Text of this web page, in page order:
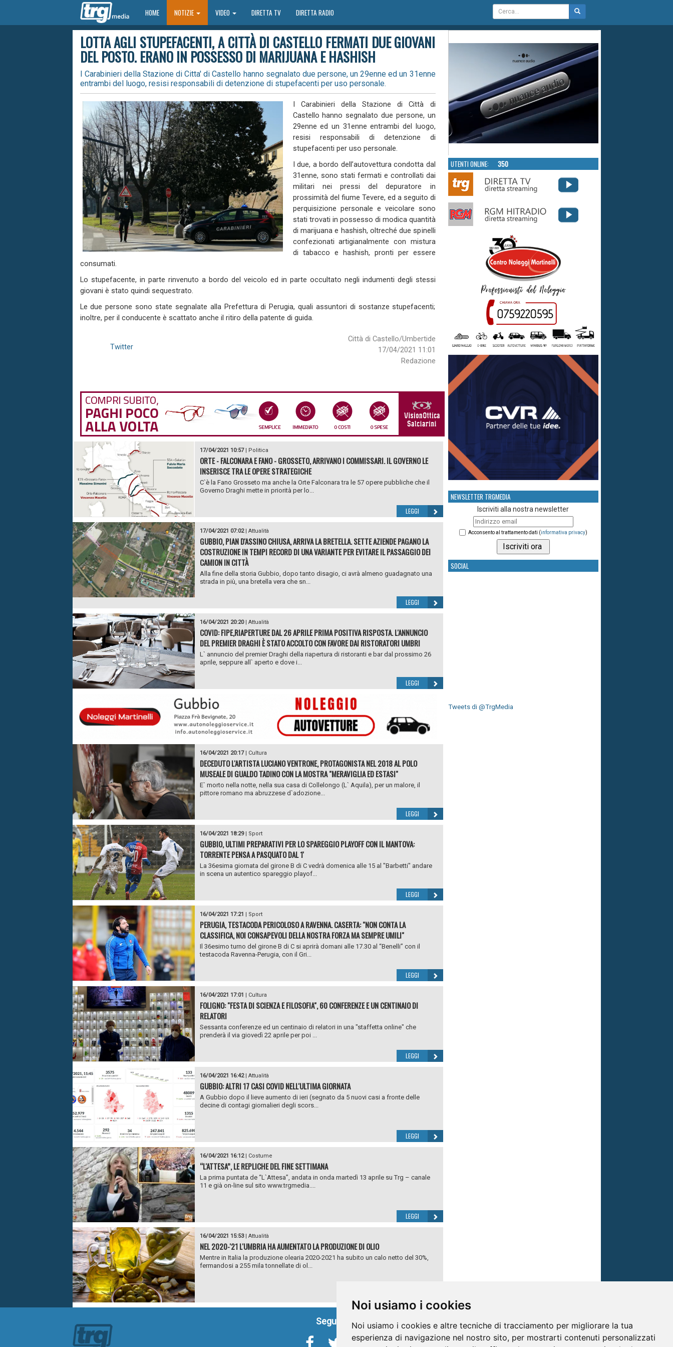
Noi usiamo i cookies
Noi usiamo i cookies e altre tecniche di tracciamento per migliorare la tua
esperienza di navigazione nel nostro sito, per mostrarti contenuti personalizzati
HOMEHOME NOTIZIE VIDEO DIRETTA TV DIRETTA RADIO
LOTTA AGLI STUPEFACENTI, A CITTÀ DI CASTELLO FERMATI DUE GIOVANI
DEL POSTO. ERANO IN POSSESSO DI MARIJUANA E HASHISH
I Carabinieri della Stazione di Citta' di Castello hanno segnalato due persone, un 29enne ed un 31enne
entrambi del luogo, resisi responsabili di detenzione di stupefacenti per uso personale.
I Carabinieri della Stazione di Città di
Castello hanno segnalato due persone, un
29enne ed un 31enne entrambi del luogo,
resisi responsabili di detenzione di
stupefacenti per uso personale.
I due, a bordo dell’autovettura condotta dal
31enne, sono stati fermati e controllati dai
militari nei pressi del depuratore in
prossimità del fiume Tevere, ed a seguito di
perquisizione personale e veicolare sono
stati trovati in possesso di modica quantità
di marijuana e hashish, oltreché due spinelli
confezionati artigianalmente con mistura
di tabacco e hashish, pronti per essere
consumati.
Lo stupefacente, in parte rinvenuto a bordo del veicolo ed in parte occultato negli indumenti degli stessi
giovani è stato quindi sequestrato.
Le due persone sono state segnalate alla Prefettura di Perugia, quali assuntori di sostanze stupefacenti;
inoltre, per il conducente è scattato anche il ritiro della patente di guida.
Città di Castello/Umbertide
17/04/2021 11:01
Redazione
Twitter
17/04/2021 10:57| Politica
ORTE - FALCONARA E FANO - GROSSETO, ARRIVANO I COMMISSARI. IL GOVERNO LE
INSERISCE TRA LE OPERE STRATEGICHE
C`è la Fano Grosseto ma anche la Orte Falconara tra le 57 opere pubbliche che il
Governo Draghi mette in priorità per lo...
LEGGI
17/04/2021 07:02| Attualità
GUBBIO, PIAN D'ASSINO CHIUSA, ARRIVA LA BRETELLA. SETTE AZIENDE PAGANO LA
COSTRUZIONE IN TEMPI RECORD DI UNA VARIANTE PER EVITARE IL PASSAGGIO DEI
CAMION IN CITTÀ
Alla fine della storia Gubbio, dopo tanto disagio, ci avrà almeno guadagnato una
strada in più, una bretella vera che sn...
LEGGI
16/04/2021 20:20| Attualità
COVID: FIPE,RIAPERTURE DAL 26 APRILE PRIMA POSITIVA RISPOSTA. L'ANNUNCIO
DEL PREMIER DRAGHI È STATO ACCOLTO CON FAVORE DAI RISTORATORI UMBRI
L` annuncio del premier Draghi della riapertura di ristoranti e bar dal prossimo 26
aprile, seppure all` aperto e dove i...
LEGGI
16/04/2021 20:17| Cultura
DECEDUTO L'ARTISTA LUCIANO VENTRONE, PROTAGONISTA NEL 2018 AL POLO
MUSEALE DI GUALDO TADINO CON LA MOSTRA "MERAVIGLIA ED ESTASI"
E` morto nella notte, nella sua casa di Collelongo (L` Aquila), per un malore, il
pittore romano ma abruzzese d`adozione...
LEGGI
16/04/2021 18:29| Sport
GUBBIO, ULTIMI PREPARATIVI PER LO SPAREGGIO PLAYOFF CON IL MANTOVA:
TORRENTE PENSA A PASQUATO DAL 1'
La 36esima giornata del girone B di C vedrà domenica alle 15 al "Barbetti" andare
in scena un autentico spareggio playof...
LEGGI
16/04/2021 17:21 | Sport
PERUGIA, TESTACODA PERICOLOSO A RAVENNA. CASERTA: "NON CONTA LA
CLASSIFICA, NOI CONSAPEVOLI DELLA NOSTRA FORZA MA SEMPRE UMILI"
Il 36esimo turno del girone B di C si aprirà domani alle 17.30 al “Benelli” con il
testacoda Ravenna-Perugia, con il Gri...
LEGGI
16/04/2021 17:01 | Cultura
FOLIGNO: "FESTA DI SCIENZA E FILOSOFIA", 60 CONFERENZE E UN CENTINAIO DI
RELATORI
Sessanta conferenze ed un centinaio di relatori in una "staffetta online" che
prenderà il via giovedì 22 aprile per poi ...
LEGGI
16/04/2021 16:42| Attualità
GUBBIO: ALTRI 17 CASI COVID NELL'ULTIMA GIORNATA
A Gubbio dopo il lieve aumento di ieri (segnato da 5 nuovi casi a fronte delle
decine di contagi giornalieri degli scors...
LEGGI
16/04/2021 16:12| Costume
“L'ATTESA”, LE REPLICHE DEL FINE SETTIMANA
La prima puntata de “L`Attesa”, andata in onda martedì 13 aprile su Trg – canale
11 e già on-line sul sito www.trgmedia....
LEGGI
16/04/2021 15:53| Attualità
NEL 2020-'21 L'UMBRIA HA AUMENTATO LA PRODUZIONE DI OLIO
Mentre in Italia la produzione olearia 2020-2021 ha subito un calo netto del 30%,
fermandosi a 255 mila tonnellate di ol...
UTENTI ONLINE: 350
NEWSLETTER TRGMEDIA
Iscriviti alla nostra newsletter
Acconsento al trattamento dati (informativa privacy)
SOCIAL
Tweets di @TrgMedia
Seguici su